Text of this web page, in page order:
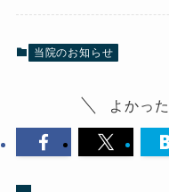
当院のお知らせ
よかっ